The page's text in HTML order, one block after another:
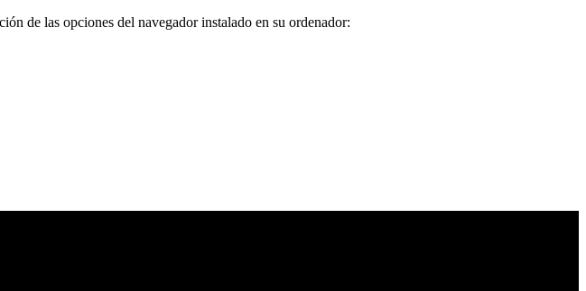
de las opciones del navegador instalado en su ordenador: